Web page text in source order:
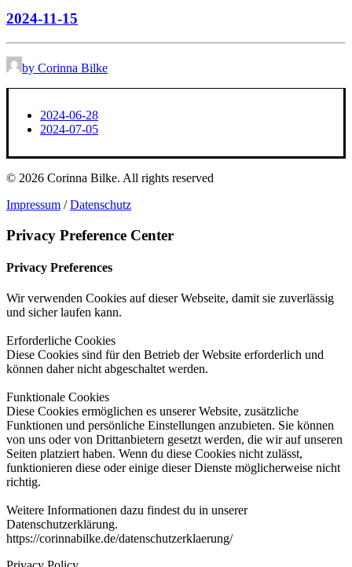
2024-11-15
by Corinna Bilke
2024-06-28
2024-07-05
© 2026 Corinna Bilke. All rights reserved
Impressum /Datenschutz
Privacy Preference Center
Privacy Preferences
Wir verwenden Cookies auf dieser Webseite, damit sie zuverlässig
und sicher laufen kann.
Erforderliche Cookies
Diese Cookies sind für den Betrieb der Website erforderlich und
können daher nicht abgeschaltet werden.
Funktionale Cookies
Diese Cookies ermöglichen es unserer Website, zusätzliche
Funktionen und persönliche Einstellungen anzubieten. Sie können
von uns oder von Drittanbietern gesetzt werden, die wir auf unseren
Seiten platziert haben. Wenn du diese Cookies nicht zulässt,
funktionieren diese oder einige dieser Dienste möglicherweise nicht
richtig.
Weitere Informationen dazu findest du in unserer
Datenschutzerklärung.
https://corinnabilke.de/datenschutzerklaerung/